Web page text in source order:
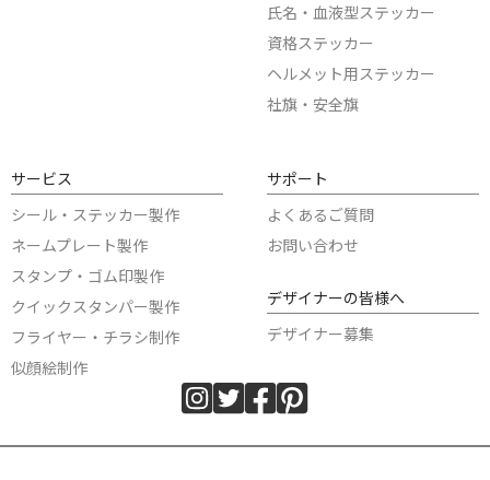
氏名・血液型ステッカー
資格ステッカー
ヘルメット用ステッカー
社旗・安全旗
サービス
シール・ステッカー製作
ネームプレート製作
スタンプ・ゴム印製作
クイックスタンパー製作
フライヤー・チラシ制作
似顔絵制作
サポート
よくあるご質問
お問い合わせ
デザイナーの皆様へ
デザイナー募集